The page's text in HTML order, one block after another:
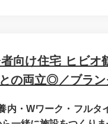
者向け住宅 ヒビ
の両立◎／ブラン
内・Wワーク・フル